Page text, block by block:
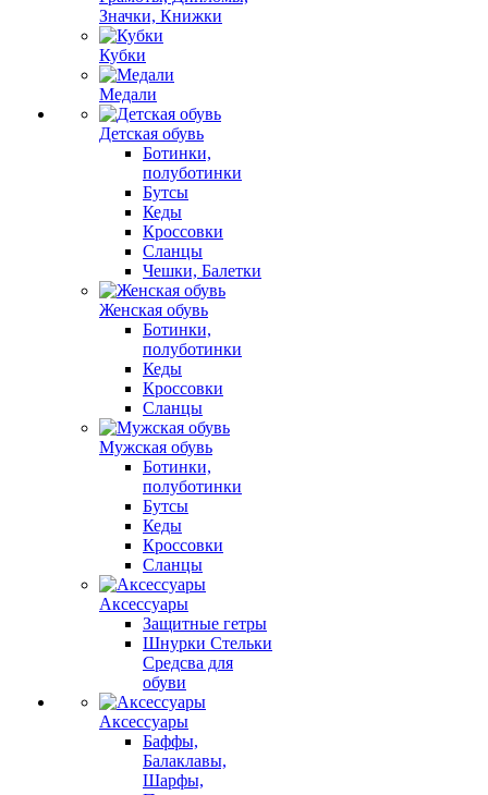
Значки, Книжки
Кубки
Медали
Детская обувь
Ботинки,
полуботинки
Бутсы
Кеды
Кроссовки
Сланцы
Чешки, Балетки
Женская обувь
Ботинки,
полуботинки
Кеды
Кроссовки
Сланцы
Мужская обувь
Ботинки,
полуботинки
Бутсы
Кеды
Кроссовки
Сланцы
Аксессуары
Защитные гетры
Шнурки Стельки
Средсва для
обуви
Аксессуары
Баффы,
Балаклавы,
Шарфы,